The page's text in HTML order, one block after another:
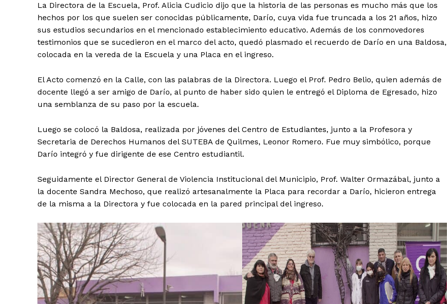
La Directora de la Escuela, Prof. Alicia Cudicio dijo que la historia de las personas es mucho más que los
hechos por los que suelen ser conocidas públicamente, Darío, cuya vida fue truncada a los 21 años, hizo
sus estudios secundarios en el mencionado establecimiento educativo. Además de los conmovedores
testimonios que se sucedieron en el marco del acto, quedó plasmado el recuerdo de Darío en una Baldosa,
colocada en la vereda de la Escuela y una Placa en el ingreso.
El Acto comenzó en la Calle, con las palabras de la Directora. Luego el Prof. Pedro Belio, quien además de
docente llegó a ser amigo de Darío, al punto de haber sido quien le entregó el Diploma de Egresado, hizo
una semblanza de su paso por la escuela.
Luego se colocó la Baldosa, realizada por jóvenes del Centro de Estudiantes, junto a la Profesora y
Secretaria de Derechos Humanos del SUTEBA de Quilmes, Leonor Romero. Fue muy simbólico, porque
Darío integró y fue dirigente de ese Centro estudiantil.
Seguidamente el Director General de Violencia Institucional del Municipio, Prof. Walter Ormazábal, junto a
la docente Sandra Mechoso, que realizó artesanalmente la Placa para recordar a Darío, hicieron entrega
de la misma a la Directora y fue colocada en la pared principal del ingreso.